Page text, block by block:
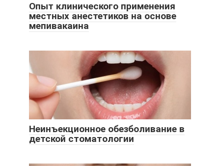
Опыт клинического применения
местных анестетиков на основе
мепивакаина
Неинъекционное обезболивание в
детской стоматологии